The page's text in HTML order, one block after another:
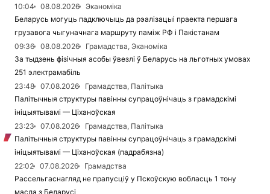
10:04
08.08.2026
Эканоміка
Беларусь могуць падключыць да рэалізацыі праекта першага
грузавога чыгуначнага маршруту паміж РФ і Пакістанам
09:36
08.08.2026
Грамадства, Эканоміка
За тыдзень фізічныя асобы ўвезлі ў Беларусь на льготных умовах
251 электрамабіль
23:48
07.08.2026
Грамадства, Палітыка
Палітычныя структуры павінны супрацоўнічаць з грамадскімі
ініцыятывамі — Ціханоўская
23:23
07.08.2026
Грамадства, Палітыка
Палітычныя структуры павінны супрацоўнічаць з грамадскімі
ініцыятывамі — Ціханоўская (падрабязна)
22:02
07.08.2026
Грамадства
Рассельгаснагляд не прапусціў у Пскоўскую вобласць 1 тону
масла з Беларусі